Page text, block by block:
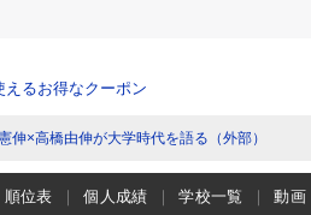
るお得なクーポン
伸×高橋由伸が大学時代を語る（外部）
順位表 個人成績 学校一覧 動画